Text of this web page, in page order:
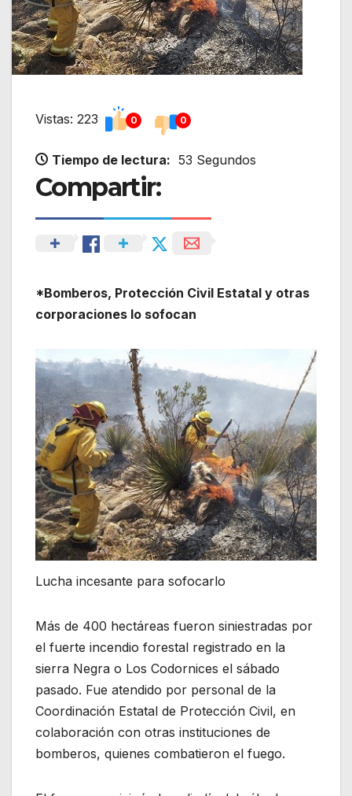
Vistas: 223 0 0
Tiempo de lectura: 53 Segundos
Compartir:
*Bomberos, Protección Civil Estatal y otras
corporaciones lo sofocan
Lucha incesante para sofocarlo
Más de 400 hectáreas fueron siniestradas por
el fuerte incendio forestal registrado en la
sierra Negra o Los Codornices el sábado
pasado. Fue atendido por personal de la
Coordinación Estatal de Protección Civil, en
colaboración con otras instituciones de
bomberos, quienes combatieron el fuego.